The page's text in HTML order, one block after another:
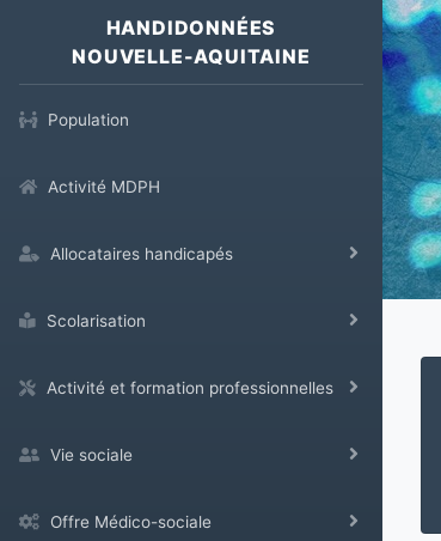
HANDIDONNÉES
NOUVELLE-AQUITAINE
Population
Activité MDPH
Allocataires handicapés
Scolarisation
Activité et formation professionnelles
Vie sociale
Offre Médico-sociale